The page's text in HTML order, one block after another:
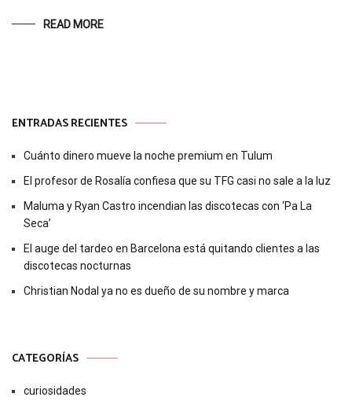
READ MORE
ENTRADAS RECIENTES
Cuánto dinero mueve la noche premium en Tulum
El profesor de Rosalía confiesa que su TFG casi no sale a la luz
Maluma y Ryan Castro incendian las discotecas con ‘Pa La
Seca’
El auge del tardeo en Barcelona está quitando clientes a las
discotecas nocturnas
Christian Nodal ya no es dueño de su nombre y marca
CATEGORÍAS
curiosidades